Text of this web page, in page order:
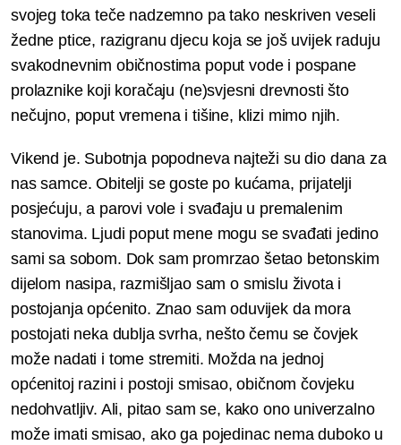
svojeg toka teče nadzemno pa tako neskriven veseli
žedne ptice, razigranu djecu koja se još uvijek raduju
svakodnevnim običnostima poput vode i pospane
prolaznike koji koračaju (ne)svjesni drevnosti što
nečujno, poput vremena i tišine, klizi mimo njih.
Vikend je. Subotnja popodneva najteži su dio dana za
nas samce. Obitelji se goste po kućama, prijatelji
posjećuju, a parovi vole i svađaju u premalenim
stanovima. Ljudi poput mene mogu se svađati jedino
sami sa sobom. Dok sam promrzao šetao betonskim
dijelom nasipa, razmišljao sam o smislu života i
postojanja općenito. Znao sam oduvijek da mora
postojati neka dublja svrha, nešto čemu se čovjek
može nadati i tome stremiti. Možda na jednoj
općenitoj razini i postoji smisao, običnom čovjeku
nedohvatljiv. Ali, pitao sam se, kako ono univerzalno
može imati smisao, ako ga pojedinac nema duboko u